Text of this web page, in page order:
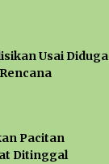
Usai Diduga
Pacitan
Ditinggal